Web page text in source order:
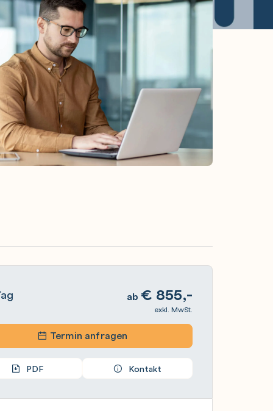
ab € 855,-
exkl. MwSt.
Termin anfragen
PDF Kontakt